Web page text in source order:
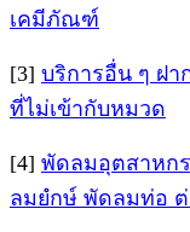
เคมีภัณฑ์
[3] บริการอื่น ๆ ฝ
ที่ไม่เข้ากับหมวด
[4] พัดลมอุตสาหก
ลมยํกษ์ พัดลมท่อ ต่